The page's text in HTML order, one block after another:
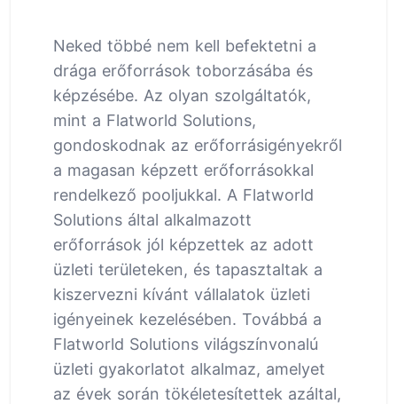
Neked többé nem kell befektetni a
drága erőforrások toborzásába és
képzésébe. Az olyan szolgáltatók,
mint a Flatworld Solutions,
gondoskodnak az erőforrásigényekről
a magasan képzett erőforrásokkal
rendelkező pooljukkal. A Flatworld
Solutions által alkalmazott
erőforrások jól képzettek az adott
üzleti területeken, és tapasztaltak a
kiszervezni kívánt vállalatok üzleti
igényeinek kezelésében. Továbbá a
Flatworld Solutions világszínvonalú
üzleti gyakorlatot alkalmaz, amelyet
az évek során tökéletesítettek azáltal,